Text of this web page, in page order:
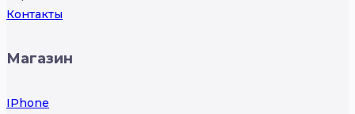
Контакты
Магазин
IPhone